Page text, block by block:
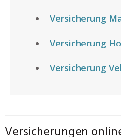
Versicherung
Versicherung
Versicherung
Versicherungen